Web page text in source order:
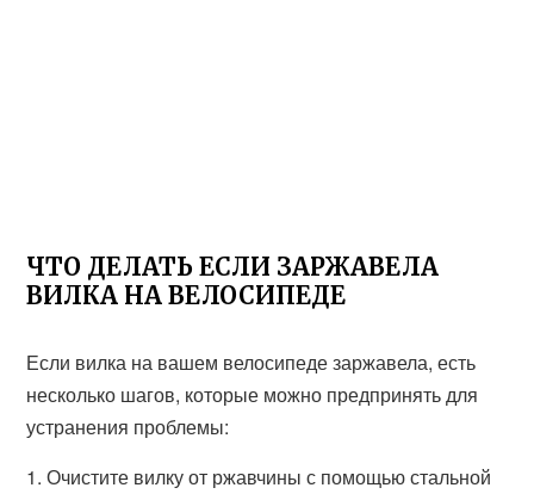
ЧТО ДЕЛАТЬ ЕСЛИ ЗАРЖАВЕЛА
ВИЛКА НА ВЕЛОСИПЕДЕ
Если вилка на вашем велосипеде заржавела, есть
несколько шагов, которые можно предпринять для
устранения проблемы:
1. Очистите вилку от ржавчины с помощью стальной